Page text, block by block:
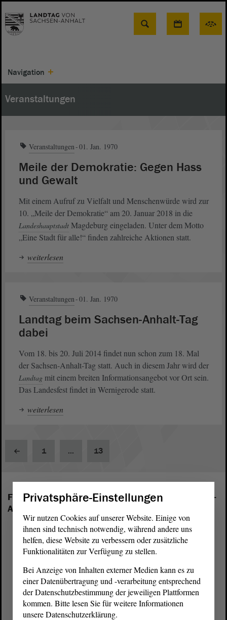
Suche
Navigation
Veranstaltungen
Veranstaltungen 01. Jan. 1970
Meile der Demokratie: Gegen Hass
und Gewalt
Mit einem Aufruf zu Vielfalt und Menschenwürde wird zur
10. „Meile der Demokratie“ am 20. Januar 2018 in die
Landeshauptstadt Magdeburg eingeladen. Unter dem Motto
„Eine Stadt für alle!“ finden zahlreiche Aktionen statt.
weiterlesen
Veranstaltungen 01. Jan. 1970
Landtag beim Sachsen-Anhalt-Tag
dabei
Vom 18. bis 20. Juli 2014 findet nun schon zum 18. Mal
der Sachsen-Anhalt-Tag statt. Auch in diesem Jahr wird der
Landtag mit einem breiten Informationsangebot vor Ort sein.
Das Landesfest findet in Wernigerode statt.
weiterlesen
1 ... 13
Folgende Fraktionen sind im Landtag von Sachsen-
Anhalt vertreten:
Privatsphäre-Einstellungen
Wir nutzen Cookies auf unserer Website. Einige von
ihnen sind technisch notwendig, während andere uns
helfen, diese Website zu verbessern oder zusätzliche
Funktionalitäten zur Verfügung zu stellen.
Bei Anzeige von Inhalten externer Medien kann es zu
einer Datenübertragung und -verarbeitung entsprechend
der Datenschutzbestimmung der jeweiligen Plattformen
kommen. Bitte lesen Sie für weitere Informationen
unsere Datenschutzerklärung.